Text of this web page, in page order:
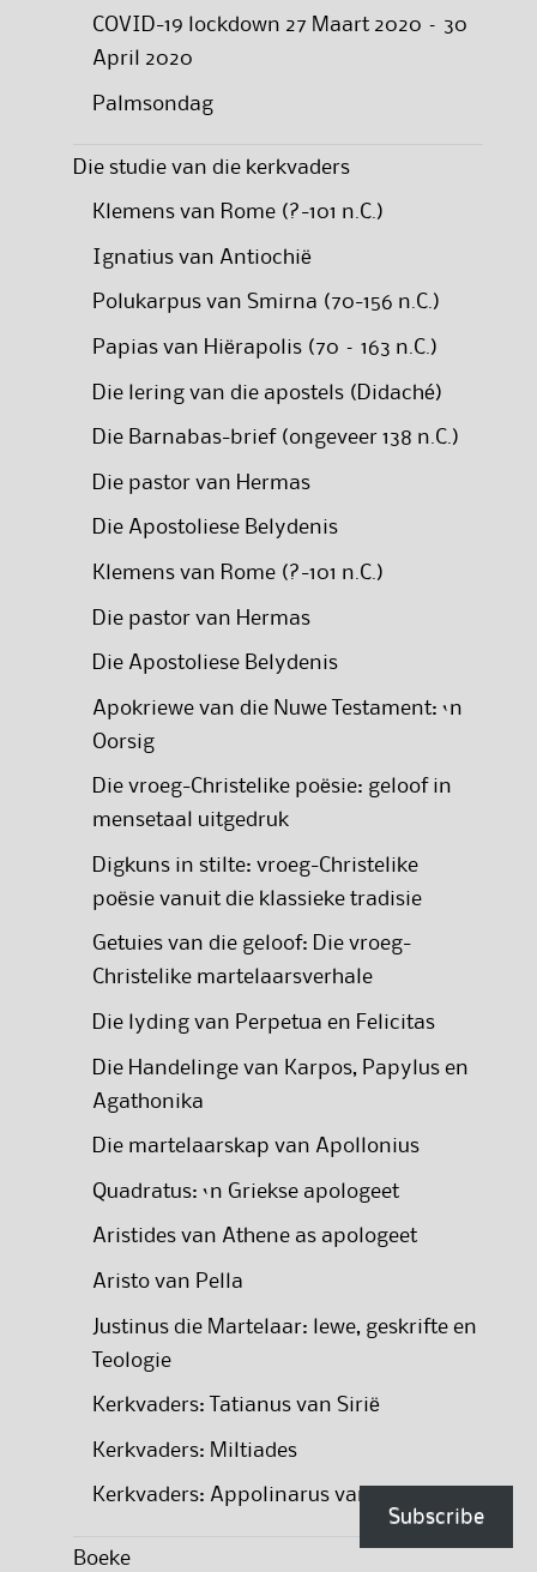
COVID-19 lockdown 27 Maart 2020 – 30
April 2020
Palmsondag
Die studie van die kerkvaders
Klemens van Rome (?-101 n.C.)
Ignatius van Antiochië
Polukarpus van Smirna (70-156 n.C.)
Papias van Hiërapolis (70 – 163 n.C.)
Die lering van die apostels (Didaché)
Die Barnabas-brief (ongeveer 138 n.C.)
Die pastor van Hermas
Die Apostoliese Belydenis
Klemens van Rome (?-101 n.C.)
Die pastor van Hermas
Die Apostoliese Belydenis
Apokriewe van die Nuwe Testament: ‘n
Oorsig
Die vroeg-Christelike poësie: geloof in
mensetaal uitgedruk
Digkuns in stilte: vroeg-Christelike
poësie vanuit die klassieke tradisie
Getuies van die geloof: Die vroeg-
Christelike martelaarsverhale
Die lyding van Perpetua en Felicitas
Die Handelinge van Karpos, Papylus en
Agathonika
Die martelaarskap van Apollonius
Quadratus: ‘n Griekse apologeet
Aristides van Athene as apologeet
Aristo van Pella
Justinus die Martelaar: lewe, geskrifte en
Teologie
Kerkvaders: Tatianus van Sirië
Kerkvaders: Miltiades
Kerkvaders: Appolinarus van Hiërapolis
Boeke
Subscribe